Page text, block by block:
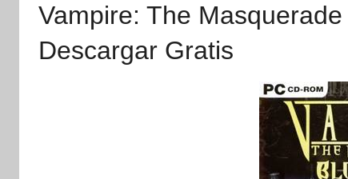
Vampire: The
Descargar Gratis